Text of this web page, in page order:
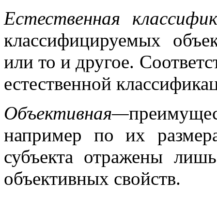
Естественная
классифицируемых
или то и другое.
естественной
Объективная—
например по их
субъекта отражены
объективных свойств.